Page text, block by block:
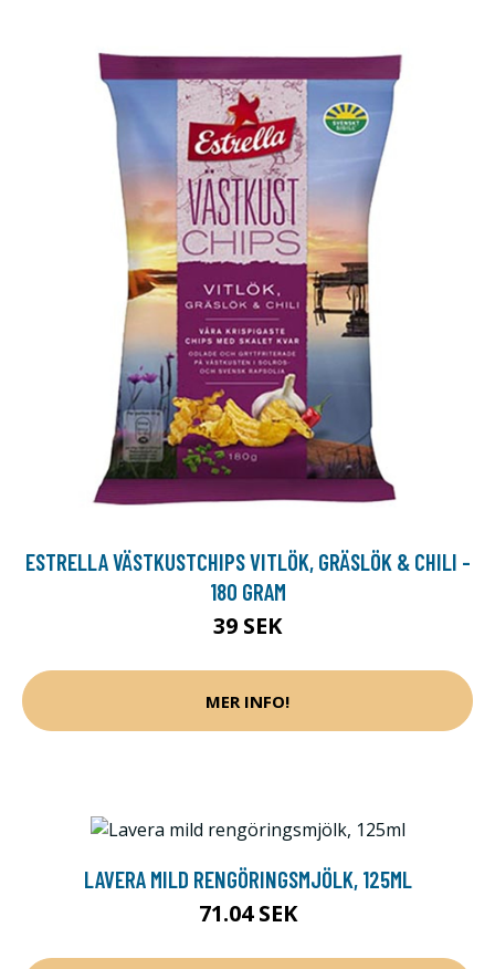
ESTRELLA VÄSTKUSTCHIPS VITLÖK, GRÄSLÖK & CHILI -
180 GRAM
39 SEK
MER INFO!
LAVERA MILD RENGÖRINGSMJÖLK, 125ML
71.04 SEK